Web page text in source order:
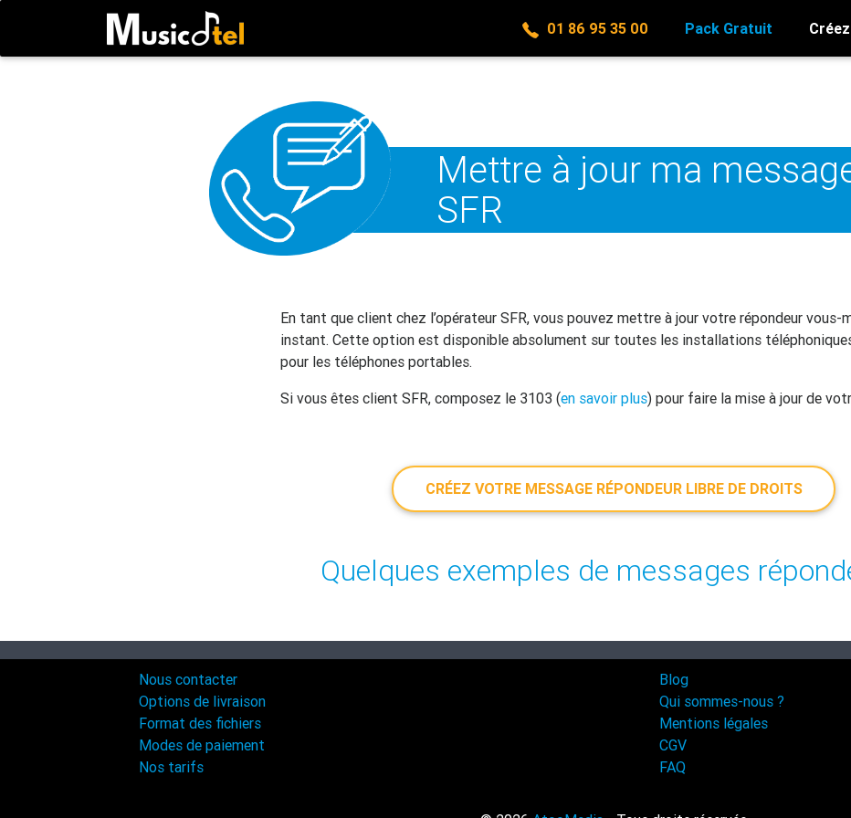
01 86 95 35 00 Pack Gratuit
Mettre à jour ma
SFR
En tant que client chez l’opérateur SFR, vous pouvez mettre à jour votre répondeur vous-
instant. Cette option est disponible absolument sur toutes les installations
pour les téléphones portables.
Si vous êtes client SFR, composez le 3103 (en savoir plus) pour faire la mise à jour de
CRÉEZ VOTRE MESSAGE RÉPONDEUR LIBRE DE DROITS
Quelques exemples de messages
Nous contacter
Options de livraison
Format des fichiers
Modes de paiement
Nos tarifs
Blog
Qui sommes-nous ?
Mentions légales
CGV
FAQ